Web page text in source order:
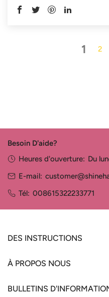
1 2
Besoin D'aide?
Heures d'ouverture: Du
E-mail:
Tél: 008615322233771
DES INSTRUCTIONS
À PROPOS NOUS
BULLETINS